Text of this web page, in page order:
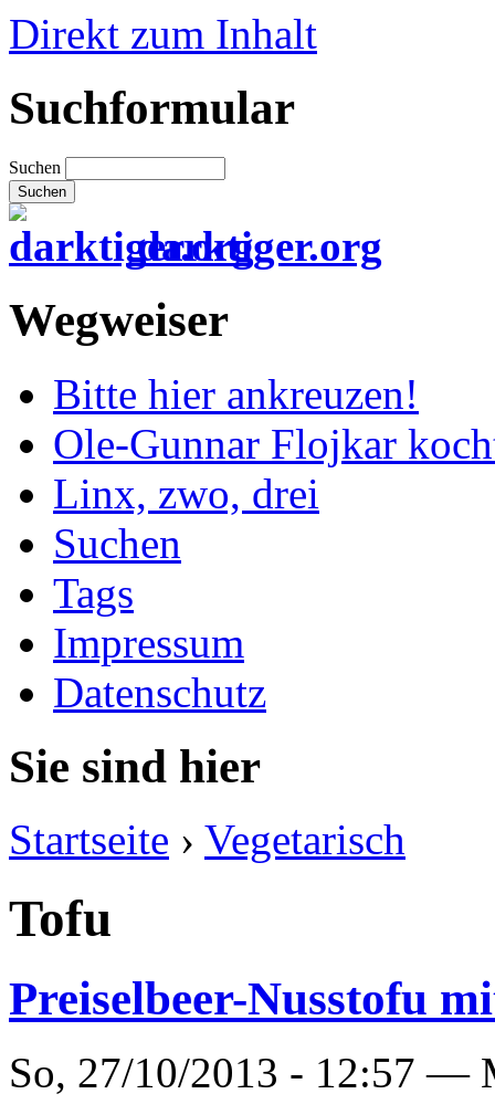
Direkt zum Inhalt
Suchformular
Suchen
darktiger.org
Wegweiser
Bitte hier ankreuzen!
Ole-Gunnar Flojkar
Linx, zwo, drei
Suchen
Tags
Impressum
Datenschutz
Sie sind hier
Startseite › Vegetarisch
Tofu
Preiselbeer-Nusstofu
So, 27/10/2013 - 12:57 —